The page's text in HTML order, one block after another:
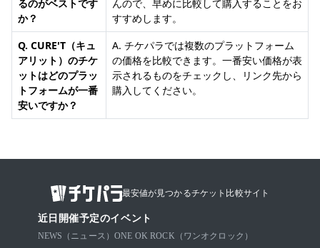
るのがベストです
か？
んので、早めに比較して購入することをお
すすめします。
Q. CURE'T（キュ
アリット）のチケ
ットはどのプラッ
トフォームが一番
安いですか？
A. チケパラでは複数のプラットフォーム
の価格を比較できます。一番安い価格が表
示されるものをチェックし、リンク先から
購入してください。
最安値が見つかるチケット比較サイト
近日開催予定のイベント
NEWS（ニュース） ONE OK ROCK（ワンオクロック）